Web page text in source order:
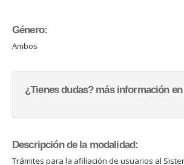
Género:
Ambos
¿Tienes dudas? más información en
Descripción de la modalidad:
Trámites para la afiliación de usuarios al